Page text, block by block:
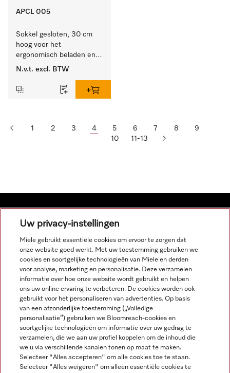
APCL 005
Sokkel gesloten, 30 cm
hoog voor het
ergonomisch beladen en
legen van de wasmachine
N.v.t. excl. BTW
1 2 3 4 5 6 7 8
9
10
11-13
Navigatie
Service
Uw privacy-instellingen
Miele gebruikt essentiële cookies om ervoor te zorgen dat
onze website goed werkt. Met uw toestemming gebruiken we
cookies en soortgelijke technologieën van Miele en derden
voor analyse, marketing en personalisatie. Deze verzamelen
informatie over hoe onze website wordt gebruikt en helpen
ons uw online ervaring te verbeteren. De cookies worden ook
gebruikt voor het personaliseren van advertenties. Op basis
van een afzonderlijke toestemming („Volledige
personalisatie”) gebruiken we Bloomreach-cookies en
soortgelijke technologieën om informatie over uw gedrag te
verzamelen, die we aan uw profiel koppelen om de inhoud die
we u via verschillende kanalen tonen op maat te maken.
Selecteer "Alles accepteren" om alle cookies toe te staan.
Selecteer "Alles weigeren" om alleen essentiële cookies te